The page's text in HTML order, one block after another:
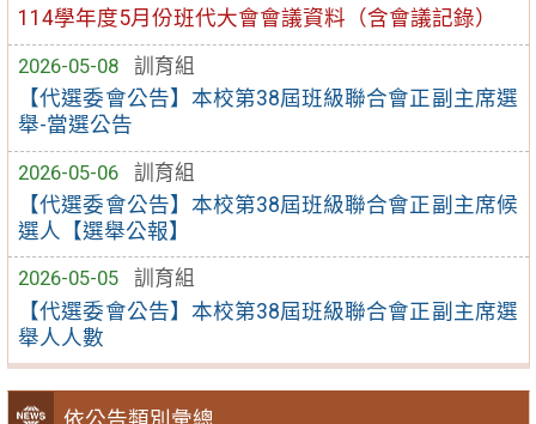
114學年度5月份班代大會會議資料（含會議記錄）
2026-05-08
訓育組
【代選委會公告】本校第38屆班級聯合會正副主席選
舉-當選公告
2026-05-06
訓育組
【代選委會公告】本校第38屆班級聯合會正副主席候
選人【選舉公報】
2026-05-05
訓育組
【代選委會公告】本校第38屆班級聯合會正副主席選
舉人人數
依公告類別彙總